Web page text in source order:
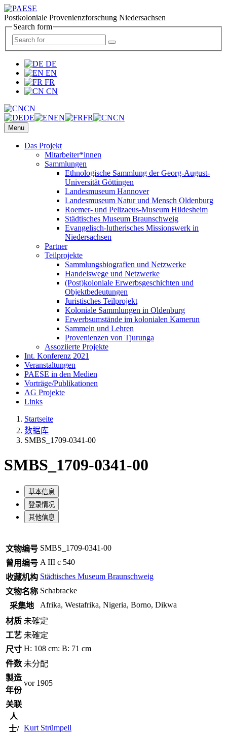
Postkoloniale Provenienzforschung Niedersachsen
Search form
DE
EN
FR
CN
CN
DE
EN FR CN
Menu
Das Projekt
Mitarbeiter*innen
Sammlungen
Ethnologische Sammlung der Georg-August-
Universität Göttingen
Landesmuseum Hannover
Landesmuseum Natur und Mensch Oldenburg
Roemer- und Pelizaeus-Museum Hildesheim
Städtisches Museum Braunschweig
Evangelisch-lutherisches Missionswerk in
Niedersachsen
Partner
Teilprojekte
Sammlungsbiografien und Netzwerke
Handelswege und Netzwerke
(Post)koloniale Erwerbsgeschichten und
Objektbedeutungen
Juristisches Teilprojekt
Koloniale Sammlungen in Oldenburg
Erwerbsumstände im kolonialen Kamerun
Sammeln und Lehren
Provenienzen von Tjurunga
Assoziierte Projekte
Int. Konferenz 2021
Veranstaltungen
PAESE in den Medien
Vorträge/Publikationen
AG Projekte
Links
Startseite
数据库
SMBS_1709-0341-00
SMBS_1709-0341-00
基本信息
登录情况
其他信息
文物编号 SMBS_1709-0341-00
曾用编号 A III c 540
收藏机构 Städtisches Museum Braunschweig
文物名称 Schabracke
采集地
Afrika, Westafrika, Nigeria, Borno, Dikwa
材质 未確定
工艺 未確定
尺寸 H: 108 cm: B: 71 cm
件数 未分配
製造
年份
vor 1905
关联
人
士/ Kurt Strümpell